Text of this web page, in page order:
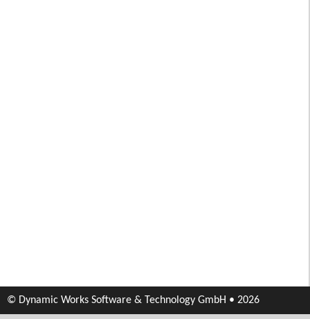
© Dynamic Works Software & Technology GmbH • 2026